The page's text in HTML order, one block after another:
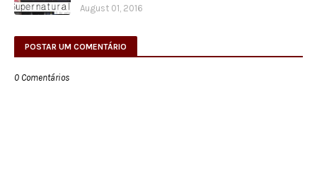
August 01, 2016
POSTAR UM COMENTÁRIO
0 Comentários